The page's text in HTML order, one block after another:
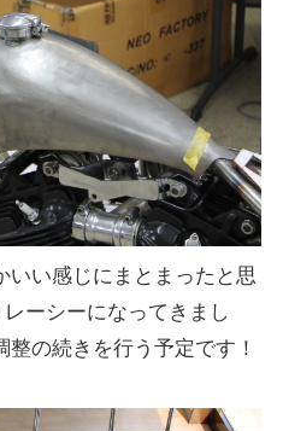
いい感じにまとまったと思
ーシーになってきまし
の続きを行う予定です！